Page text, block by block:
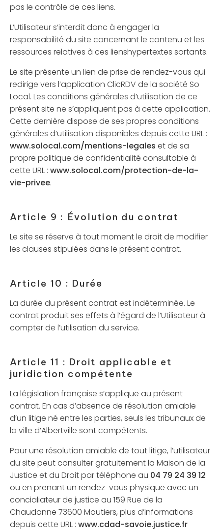
pas le contrôle de ces liens.
L’Utilisateur s’interdit donc à engager la
responsabilité du site concernant le contenu et les
ressources relatives à ces lienshypertextes sortants.
Le site présente un lien de prise de rendez-vous qui
redirige vers l’application ClicRDV de la société So
Local. Les conditions générales d’utilisation de ce
présent site ne s’appliquent pas à cette application.
Cette dernière dispose de ses propres conditions
générales d’utilisation disponibles depuis cette URL :
www.solocal.com/mentions-legales et de sa
propre politique de confidentialité consultable à
cette URL : www.solocal.com/protection-de-la-
vie-privee.
Article 9 : Évolution du contrat
Le site se réserve à tout moment le droit de modifier
les clauses stipulées dans le présent contrat.
Article 10 : Durée
La durée du présent contrat est indéterminée. Le
contrat produit ses effets à l’égard de l’Utilisateur à
compter de l’utilisation du service.
Article 11 : Droit applicable et
juridiction compétente
La législation française s’applique au présent
contrat. En cas d’absence de résolution amiable
d’un litige né entre les parties, seuls les tribunaux de
la ville d’Albertville sont compétents.
Pour une résolution amiable de tout litige, l’utilisateur
du site peut consulter gratuitement la Maison de la
Justice et du Droit par téléphone au 04 79 24 39 12
ou en prenant un rendez-vous physique avec un
concialiateur de justice au 159 Rue de la
Chaudanne 73600 Moutiers, plus d’informations
depuis cette URL : www.cdad-savoie.justice.fr